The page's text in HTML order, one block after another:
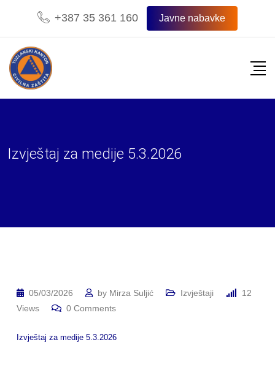
content
+387 35 361 160 Javne nabavke
Izvještaj za medije 5.3.2026
05/03/2026 by Mirza Suljić Izvještaji
12
Views
0 Comments
Izvještaj za medije 5.3.2026